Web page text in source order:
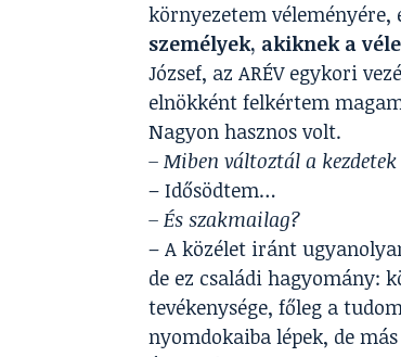
környezetem véleményére,
személyek, akiknek a
József, az ARÉV egykori
elnökként felkértem
Nagyon hasznos volt.
– Miben változtál a
– Idősödtem…
– És szakmailag?
– A közélet iránt
de ez családi hagyomány:
tevékenysége, főleg a
nyomdokaiba lépek, de